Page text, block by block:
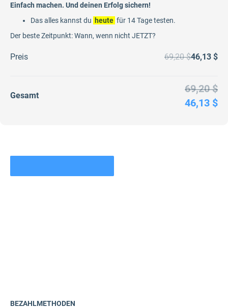
Einfach machen. Und deinen Erfolg sichern!
Das alles kannst du heute für 14 Tage testen.
Der beste Zeitpunkt: Wann, wenn nicht JETZT?
Preis 69,20 $46,13 $
Gesamt
69,20 $
46,13 $
BEZAHLMETHODEN